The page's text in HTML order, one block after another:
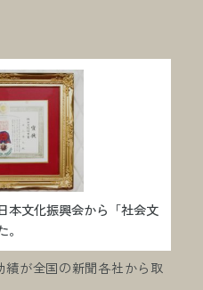
本文化振興会から「社会文
が全国の新聞各社から取